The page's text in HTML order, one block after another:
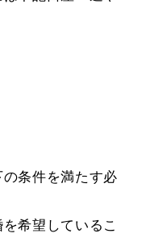
条件を満たす必
希望しているこ